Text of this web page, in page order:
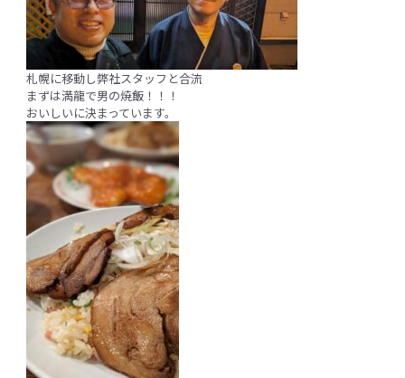
札幌に移動し弊社スタッフと合流
まずは満龍で男の焼飯！！！
おいしいに決まっています。